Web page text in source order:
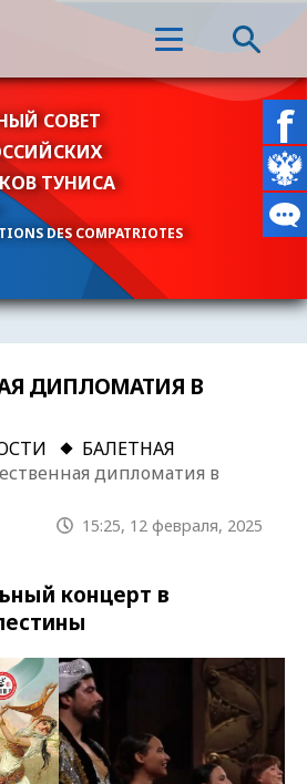
СОВЕТ
ТУНИСА
DES COMPATRIOTES
ДИПЛОМАТИЯ В
БАЛЕТНАЯ
дипломатия в
15:25, 12 февраля, 2025
концерт в